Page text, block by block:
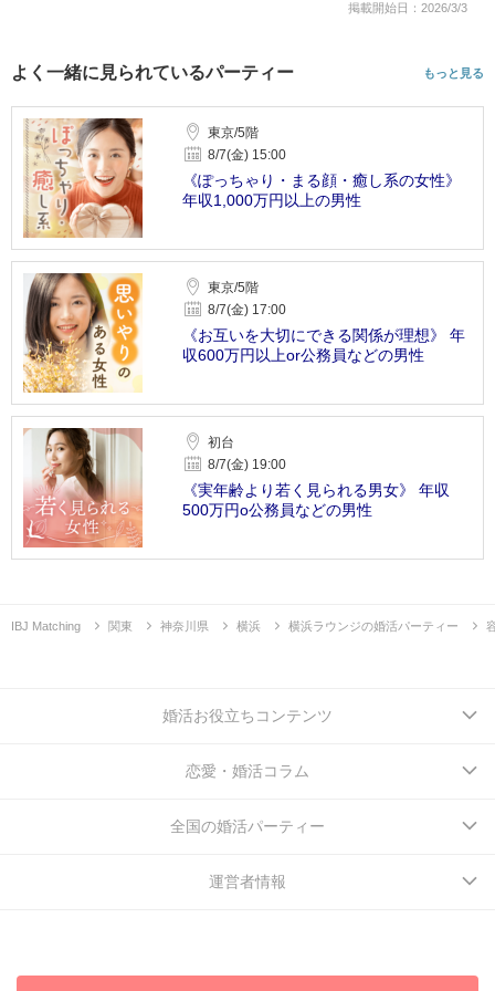
掲載開始日：2026/3/3
よく一緒に見られているパーティー もっと見る
東京/5階
8/7(金) 15:00
《ぽっちゃり・まる顔・癒し系の女性》
年収1,000万円以上の男性
東京/5階
8/7(金) 17:00
《お互いを大切にできる関係が理想》 年
収600万円以上or公務員などの男性
初台
8/7(金) 19:00
《実年齢より若く見られる男女》 年収
500万円o公務員などの男性
IBJ Matching 関東 神奈川県 横浜 横浜ラウンジの婚活パーティー
婚活お役立ちコンテンツ
恋愛・婚活コラム
全国の婚活パーティー
運営者情報